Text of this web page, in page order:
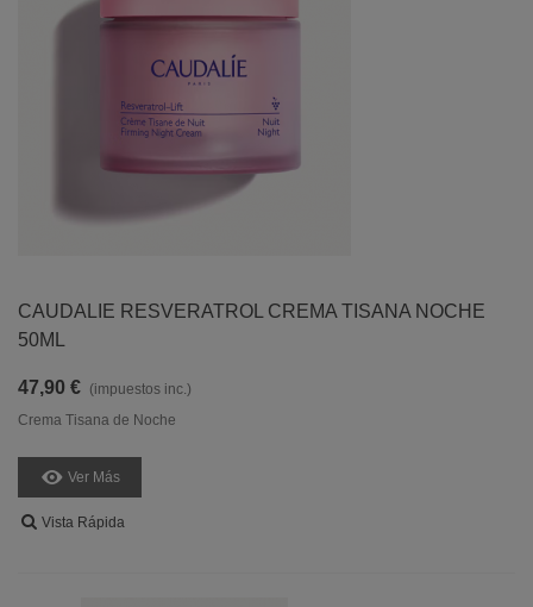
CAUDALIE RESVERATROL CREMA TISANA NOCHE
50ML
47,90 € (impuestos inc.)
Crema Tisana de Noche
Ver Más
Vista Rápida